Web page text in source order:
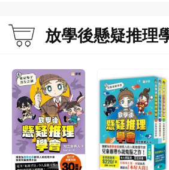
放學後懸疑推理